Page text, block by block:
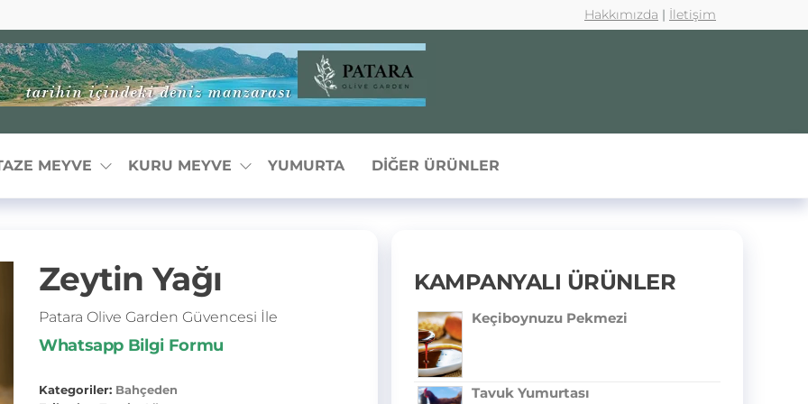
Hakkımızda | İletişim
MEYVE KURU MEYVE YUMURTA DIĞER ÜRÜNLER
Zeytin Yağı
Patara Olive Garden Güvencesi İle
Whatsapp Bilgi Formu
Kategoriler: Bahçeden
KAMPANYALI ÜRÜNLER
Keçiboynuzu Pekmezi
Tavuk Yumurtası